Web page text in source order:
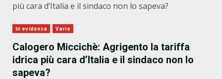
più cara d’Italia e il sindaco non lo sapeva?
In evidenza Varie
Calogero Miccichè: Agrigento la tariffa
idrica più cara d’Italia e il sindaco non lo
sapeva?